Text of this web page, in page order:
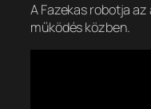
A Fazekas robotja
működés közben.